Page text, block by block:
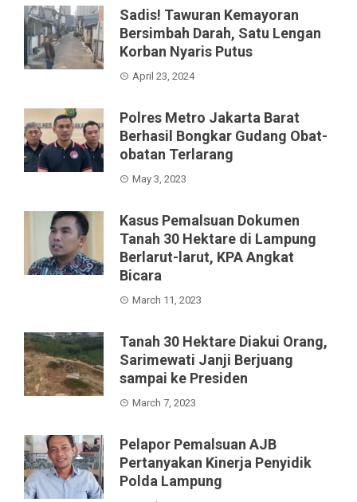
Sadis! Tawuran Kemayoran
Bersimbah Darah, Satu Lengan
Korban Nyaris Putus
April 23, 2024
Polres Metro Jakarta Barat
Berhasil Bongkar Gudang Obat-
obatan Terlarang
May 3, 2023
Kasus Pemalsuan Dokumen
Tanah 30 Hektare di Lampung
Berlarut-larut, KPA Angkat
Bicara
March 11, 2023
Tanah 30 Hektare Diakui Orang,
Sarimewati Janji Berjuang
sampai ke Presiden
March 7, 2023
Pelapor Pemalsuan AJB
Pertanyakan Kinerja Penyidik
Polda Lampung